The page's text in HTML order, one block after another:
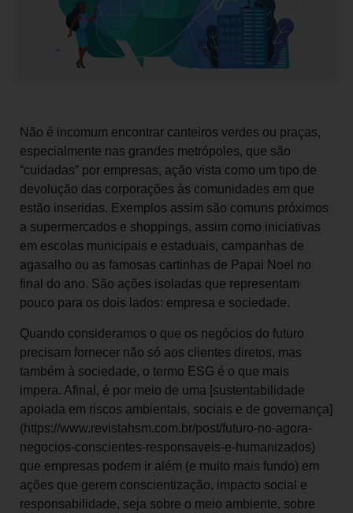
Não é incomum encontrar canteiros verdes ou praças,
especialmente nas grandes metrópoles, que são
“cuidadas” por empresas, ação vista como um tipo de
devolução das corporações às comunidades em que
estão inseridas. Exemplos assim são comuns próximos
a supermercados e shoppings, assim como iniciativas
em escolas municipais e estaduais, campanhas de
agasalho ou as famosas cartinhas de Papai Noel no
final do ano. São ações isoladas que representam
pouco para os dois lados: empresa e sociedade.
Quando consideramos o que os negócios do futuro
precisam fornecer não só aos clientes diretos, mas
também à sociedade, o termo ESG é o que mais
impera. Afinal, é por meio de uma [sustentabilidade
apoiada em riscos ambientais, sociais e de governança]
(https://www.revistahsm.com.br/post/futuro-no-agora-
negocios-conscientes-responsaveis-e-humanizados)
que empresas podem ir além (e muito mais fundo) em
ações que gerem conscientização, impacto social e
responsabilidade, seja sobre o meio ambiente, sobre